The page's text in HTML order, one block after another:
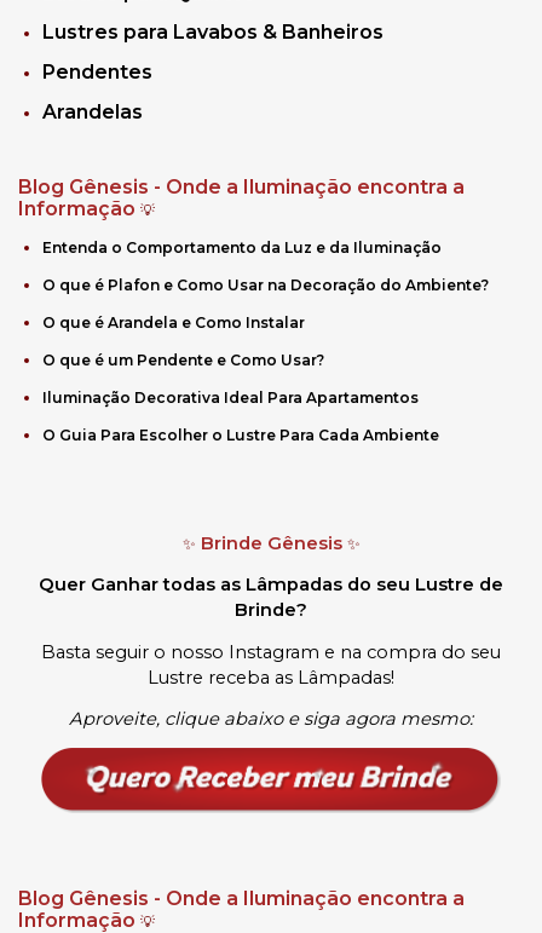
Lustres para Lavabos & Banheiros
Pendentes
Arandelas
Blog Gênesis - Onde a Iluminação encontra a
Informação 💡
Entenda o Comportamento da Luz e da Iluminação
O que é Plafon e Como Usar na Decoração do Ambiente?
O que é Arandela e Como Instalar
O que é um Pendente e Como Usar?
Iluminação Decorativa Ideal Para Apartamentos
O Guia Para Escolher o Lustre Para Cada Ambiente
✨ Brinde Gênesis ✨
Quer Ganhar todas as Lâmpadas do seu Lustre de
Brinde?
Basta seguir o nosso Instagram e na compra do seu
Lustre receba as Lâmpadas!
Aproveite, clique abaixo e siga agora mesmo:
Blog Gênesis - Onde a Iluminação encontra a
Informação 💡